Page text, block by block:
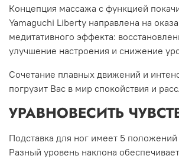
Концепция массажа с функцией
Yamaguchi Liberty направлена на
медитативного эффекта:
улучшение настроения и снижение
Сочетание плавных движений и
погрузит Вас в мир спокойствия и
УРАВНОВЕСИТЬ
Подставка для ног имеет 5
Разный уровень наклона обеспечивает